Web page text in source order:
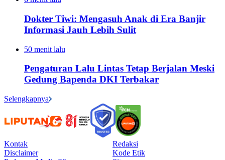
Dokter Tiwi: Mengasuh Anak di Era Banjir
Informasi Jauh Lebih Sulit
50 menit lalu
Pengaturan Lalu Lintas Tetap Berjalan Meski
Gedung Bapenda DKI Terbakar
Selengkapnya
Kontak
Redaksi
Disclaimer
Kode Etik